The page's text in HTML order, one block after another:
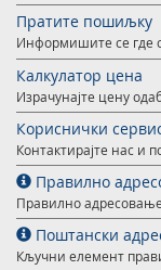
Пратите пошиљку
Информишите се где
Калкулатор цена
Израчунајте цену
Кориснички
Контактирајте нас и
Правилно
Правилно
Поштански
Кључни елемент